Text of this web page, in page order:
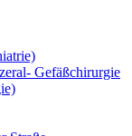
Gefäßchirurgie